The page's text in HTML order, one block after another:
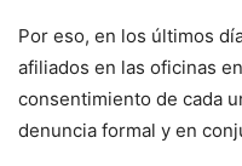
Por eso, en los últimos
afiliados en las oficinas
consentimiento de cada
denuncia formal y en